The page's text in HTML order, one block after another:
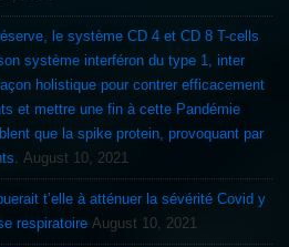
système interféron du type 1, inter
holistique pour contrer efficacement
et mettre une fin à cette Pandémie
que la spike protein, provoquant par
August 10, 2021
t’elle à atténuer la sévérité Covid y
respiratoire August 10, 2021